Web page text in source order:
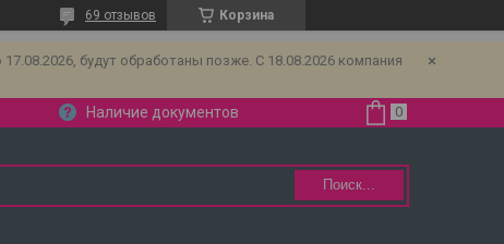
Корзина
69 отзывов
будут обработаны позже. С 18.08.2026 компания
Наличие документов
Поиск...